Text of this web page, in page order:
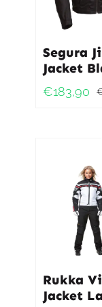
Segura
Jacket
€183,90
Rukka
Jacket